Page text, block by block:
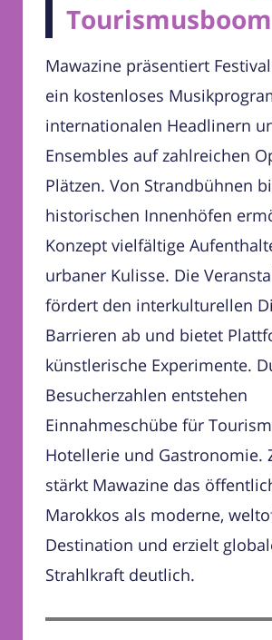
Tourismusboom
Mawazine präsentiert
ein kostenloses
internationalen Headlinern
Ensembles auf zahlreichen
Plätzen. Von Strandbühnen
historischen Innenhöfen
Konzept vielfältige
urbaner Kulisse. Die
fördert den interkulturellen
Barrieren ab und bietet
künstlerische Experimente.
Besucherzahlen entstehen
Einnahmeschübe für
Hotellerie und Gastronomie.
stärkt Mawazine das
Marokkos als moderne,
Destination und erzielt
Strahlkraft deutlich.